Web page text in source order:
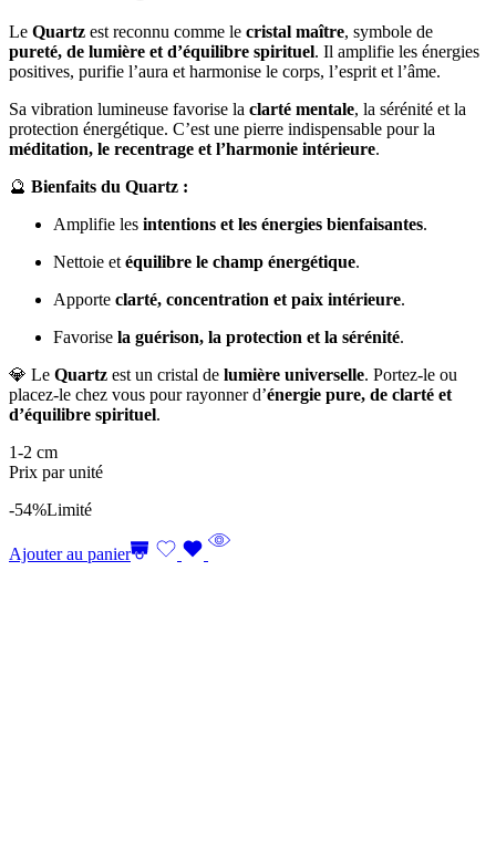
Le Quartz est reconnu comme le cristal maître, symbole de
pureté, de lumière et d’équilibre spirituel. Il amplifie les énergies
positives, purifie l’aura et harmonise le corps, l’esprit et l’âme.
Sa vibration lumineuse favorise la clarté mentale, la sérénité et la
protection énergétique. C’est une pierre indispensable pour la
méditation, le recentrage et l’harmonie intérieure.
🔮 Bienfaits du Quartz :
Amplifie les intentions et les énergies bienfaisantes.
Nettoie et équilibre le champ énergétique.
Apporte clarté, concentration et paix intérieure.
Favorise la guérison, la protection et la sérénité.
💎 Le Quartz est un cristal de lumière universelle. Portez-le ou
placez-le chez vous pour rayonner d’énergie pure, de clarté et
d’équilibre spirituel.
1-2 cm
Prix par unité
-54%Limité
Ajouter au panier